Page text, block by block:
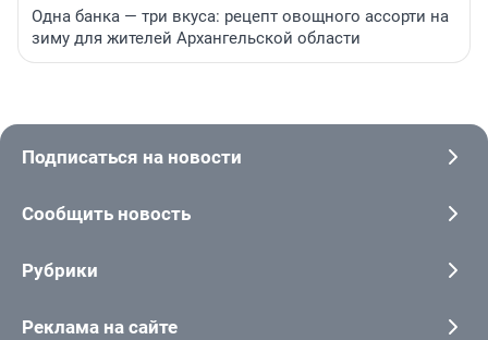
Одна банка — три вкуса: рецепт овощного ассорти на
зиму для жителей Архангельской области
Подписаться на новости
Сообщить новость
Рубрики
Реклама на сайте